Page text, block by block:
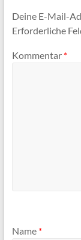
Deine E-Mail-
Erforderliche
Kommentar *
Name *